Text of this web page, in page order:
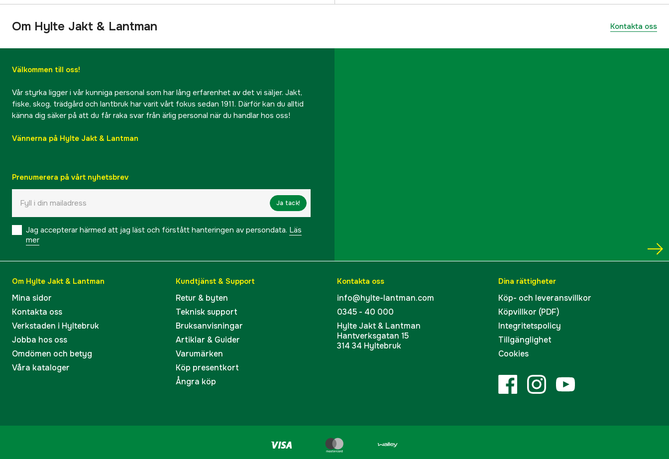
Om Hylte Jakt & Lantman Kontakta oss
Välkommen till oss!
Vår styrka ligger i vår kunniga personal som har lång erfarenhet av det vi säljer. Jakt,
fiske, skog, trädgård och lantbruk har varit vårt fokus sedan 1911. Därför kan du alltid
känna dig säker på att du får raka svar från ärlig personal när du handlar hos oss!
Vännerna på Hylte Jakt & Lantman
Prenumerera på vårt nyhetsbrev
Ja tack!
Jag accepterar härmed att jag läst och förstått hanteringen av persondata. Läs
mer
Om Hylte Jakt & Lantman
Mina sidor
Kontakta oss
Verkstaden i Hyltebruk
Jobba hos oss
Omdömen och betyg
Våra kataloger
Kundtjänst & Support
Retur & byten
Teknisk support
Bruksanvisningar
Artiklar & Guider
Varumärken
Köp presentkort
Ångra köp
Kontakta oss
info@hylte-lantman.com
0345 - 40 000
Hylte Jakt & Lantman
Hantverksgatan 15
314 34 Hyltebruk
Dina rättigheter
Köp- och leveransvillkor
Köpvillkor (PDF)
Integritetspolicy
Tillgänglighet
Cookies